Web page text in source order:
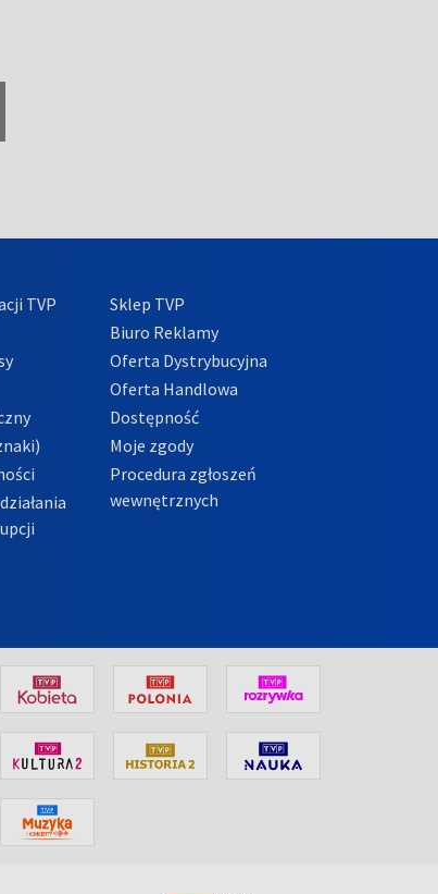
TVP
Sklep TVP
Biuro Reklamy
Oferta Dystrybucyjna
Oferta Handlowa
Dostępność
Moje zgody
Procedura zgłoszeń
wewnętrznych